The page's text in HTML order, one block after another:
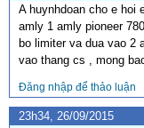
A huynhdoan cho e hoi
amly 1 amly pioneer
bo limiter va dua vao 2
vao thang cs , mong
Đăng nhập để thảo luận
23h34, 26/09/2015